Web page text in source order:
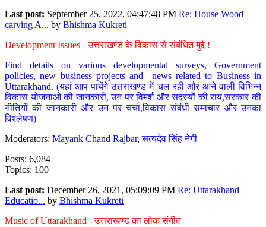
Last post: September 25, 2022, 04:47:48 PM Re: House Wood
carving A... by Bhishma Kukreti
Development Issues - उत्तराखण्ड के विकास से संबंधित मुद्दे !
Find details on various developmental surveys, Government
policies, new business projects and news related to Business in
Uttarakhand. (यहां आप पायेंगे उत्तराखण्ड में चल रही और आने वाली विभिन्न
विकास योजनाओं की जानकारी, उन पर विमर्श और सदस्यों की राय,सरकार की
नीतियों की जानकारी और उन पर चर्चा,विकास संबंधी समाचार और उनका
विश्लेषण)
Moderators: Mayank Chand Rajbar,सत्यदेव सिंह नेगी
Posts: 6,084
Topics: 100
Last post: December 26, 2021, 05:09:09 PM Re: Uttarakhand
Educatio... by Bhishma Kukreti
Music of Uttarakhand - उत्तराखण्ड का लोक संगीत